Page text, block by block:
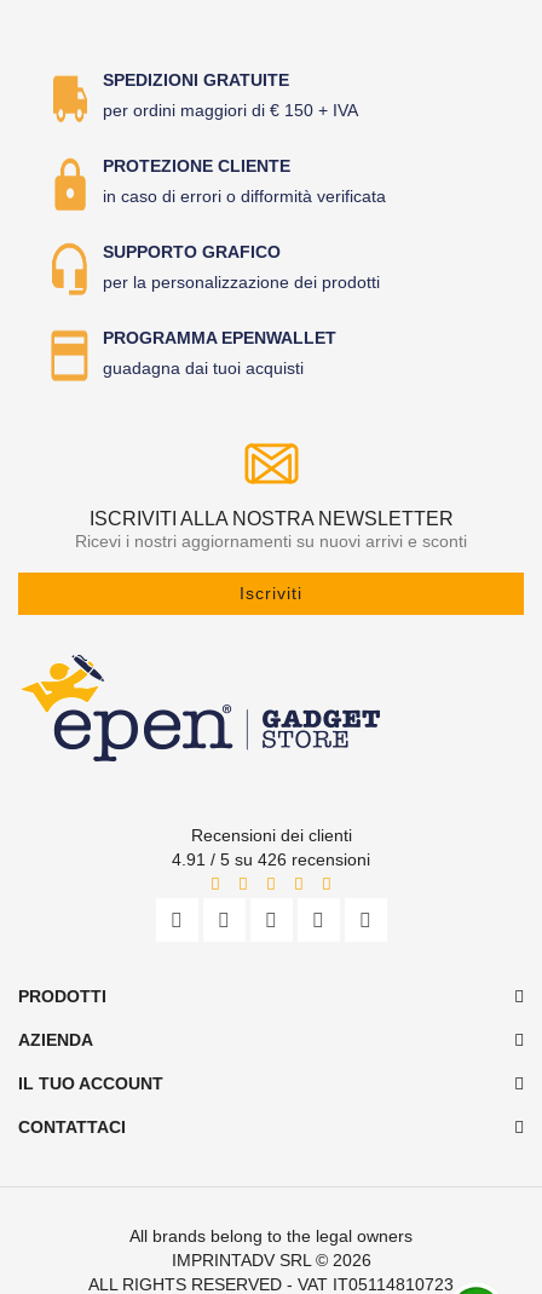
SPEDIZIONI GRATUITE
per ordini maggiori di € 150 + IVA
PROTEZIONE CLIENTE
in caso di errori o difformità verificata
SUPPORTO GRAFICO
per la personalizzazione dei prodotti
PROGRAMMA EPENWALLET
guadagna dai tuoi acquisti
ISCRIVITI ALLA NOSTRA NEWSLETTER
Ricevi i nostri aggiornamenti su nuovi arrivi e sconti
Iscriviti
Recensioni dei clienti
4.91 / 5 su 426 recensioni
PRODOTTI
AZIENDA
IL TUO ACCOUNT
CONTATTACI
All brands belong to the legal owners
IMPRINTADV SRL © 2026
ALL RIGHTS RESERVED - VAT IT05114810723